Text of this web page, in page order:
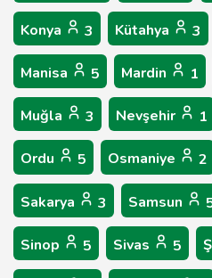
Konya 3 Kütahya 3
Manisa 5 Mardin 1
Muğla 3 Nevşehir 1
Ordu 5 Osmaniye 2
Sakarya 3 Samsun
Sinop 5 Sivas 5